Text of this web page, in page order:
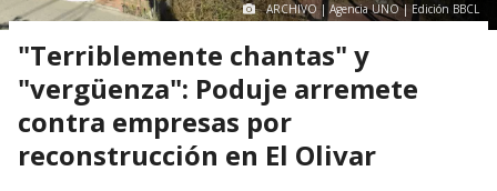
ARCHIVO | Agencia UNO | Edición BBCL
"Terriblemente chantas" y
"vergüenza": Poduje arremete
contra empresas por
reconstrucción en El Olivar